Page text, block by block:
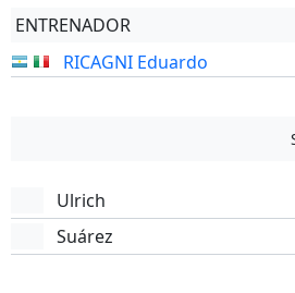
ENTRENADOR
RICAGNI Eduardo
Ulrich
Suárez